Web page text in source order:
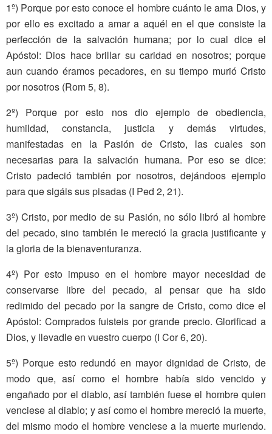
1º) Porque por esto conoce el hombre cuánto le ama Dios, y
por ello es excitado a amar a aquél en el que consiste la
perfección de la salvación humana; por lo cual dice el
Apóstol: Dios hace brillar su caridad en nosotros; porque
aun cuando éramos pecadores, en su tiempo murió Cristo
por nosotros (Rom 5, 8).
2º) Porque por esto nos dio ejemplo de obediencia,
humildad, constancia, justicia y demás virtudes,
manifestadas en la Pasión de Cristo, las cuales son
necesarias para la salvación humana. Por eso se dice:
Cristo padeció también por nosotros, dejándoos ejemplo
para que sigáis sus pisadas (I Ped 2, 21).
3º) Cristo, por medio de su Pasión, no sólo libró al hombre
del pecado, sino también le mereció la gracia justificante y
la gloria de la bienaventuranza.
4º) Por esto impuso en el hombre mayor necesidad de
conservarse libre del pecado, al pensar que ha sido
redimido del pecado por la sangre de Cristo, como dice el
Apóstol: Comprados fuisteis por grande precio. Glorificad a
Dios, y llevadle en vuestro cuerpo (I Cor 6, 20).
5º) Porque esto redundó en mayor dignidad de Cristo, de
modo que, así como el hombre había sido vencido y
engañado por el diablo, así también fuese el hombre quien
venciese al diablo; y así como el hombre mereció la muerte,
del mismo modo el hombre venciese a la muerte muriendo.